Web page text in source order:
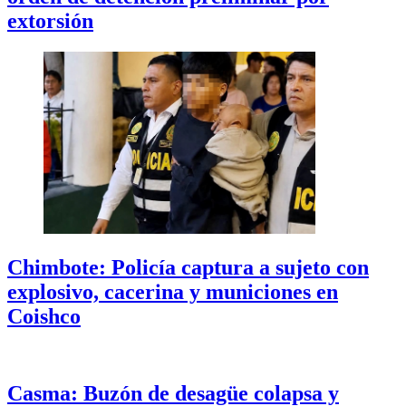
extorsión
Chimbote: Policía captura a sujeto con
explosivo, cacerina y municiones en
Coishco
Casma: Buzón de desagüe colapsa y